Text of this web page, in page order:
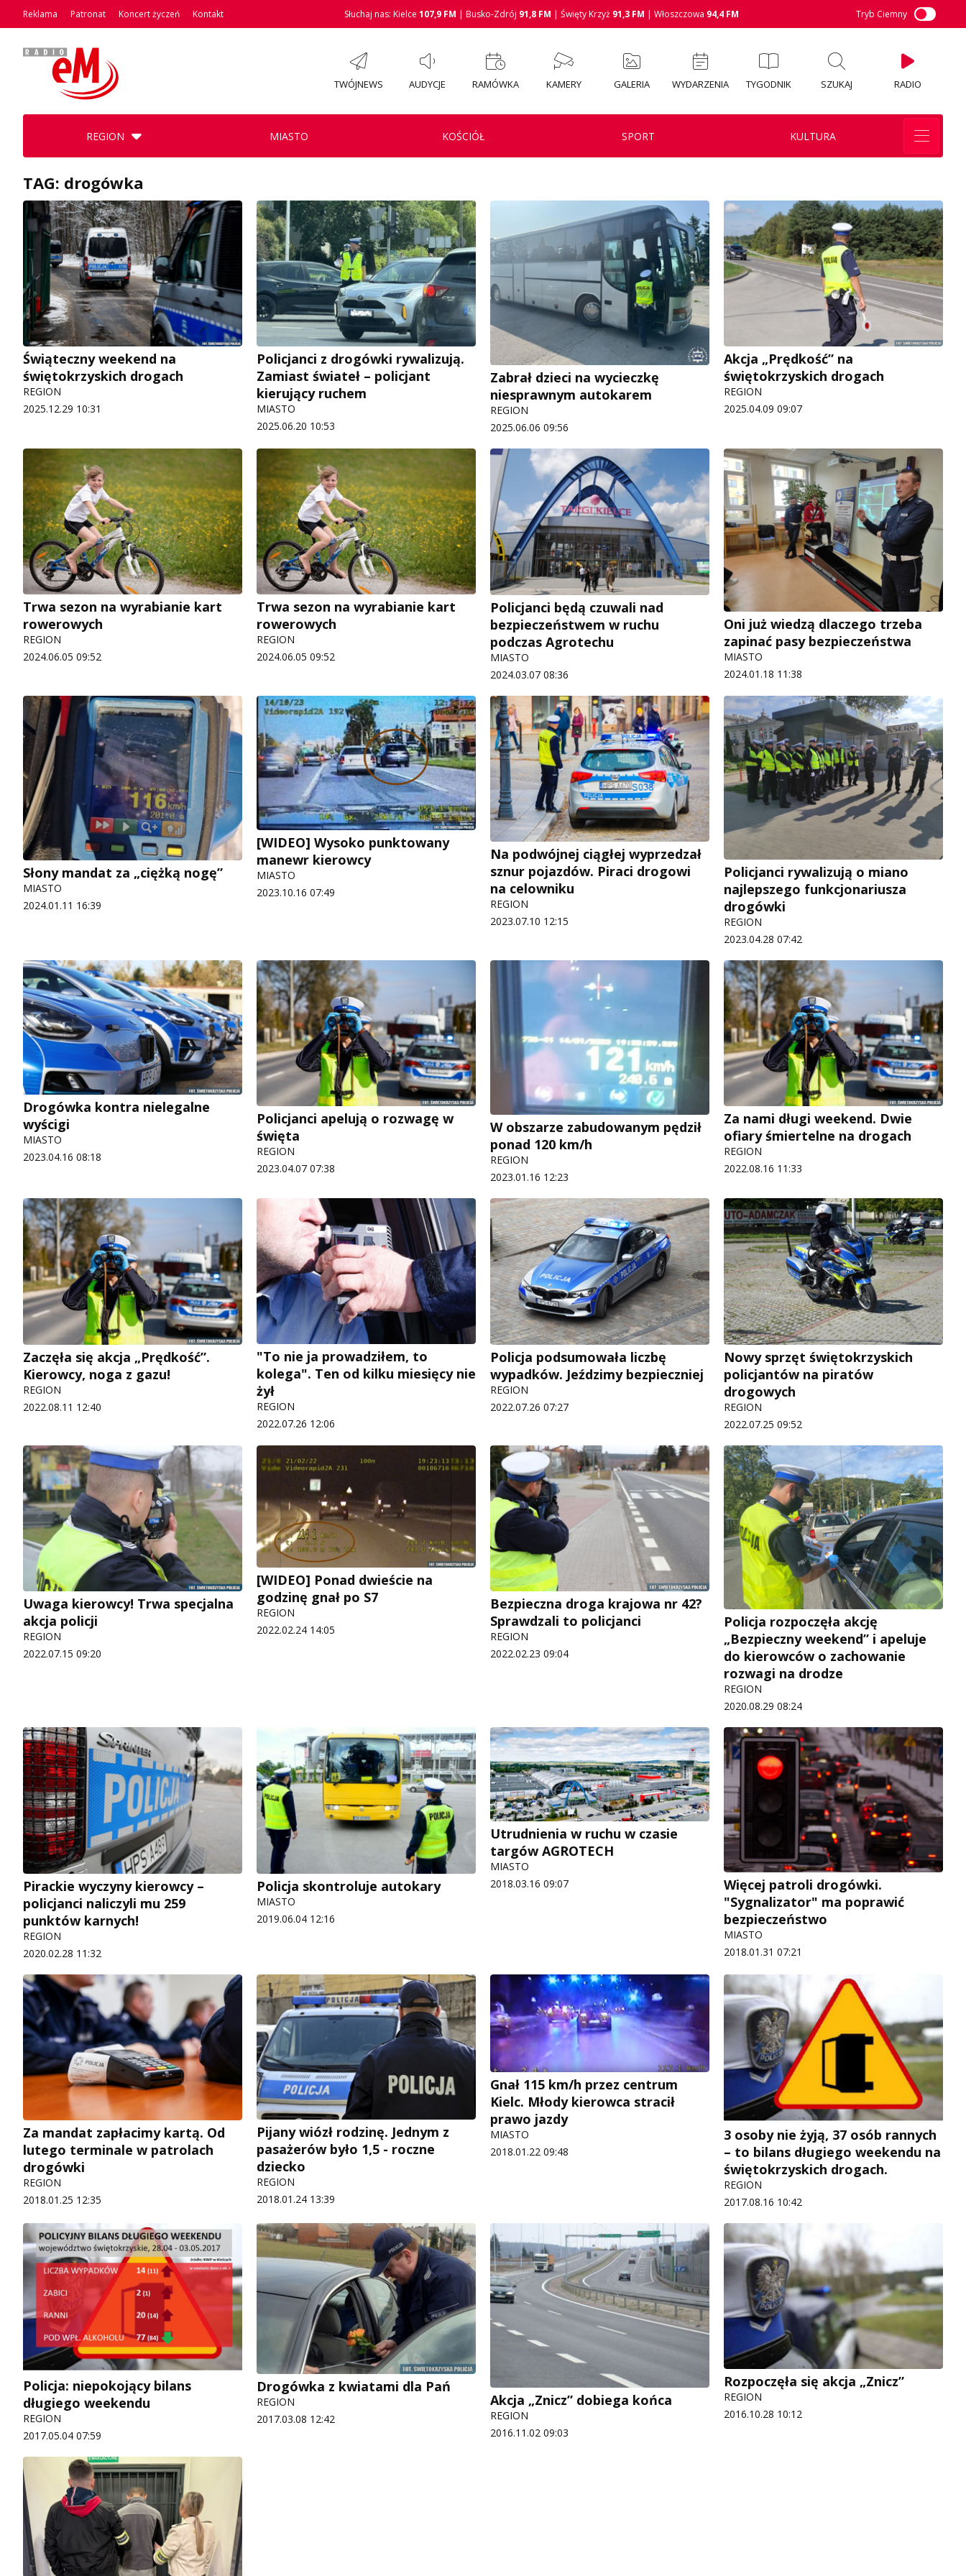
Reklama Patronat Koncert życzeń Kontakt Słuchaj nas: Kielce 107,9 FM | Busko-Zdrój 91,8 FM | Święty Krzyż 91,3 FM | Włoszczowa 94,4 FM Tryb Ciemny
TWÓJNEWS AUDYCJE RAMÓWKA KAMERY GALERIA WYDARZENIA TYGODNIK SZUKAJ RADIO
REGION MIASTO KOŚCIÓŁ SPORT KULTURA
TAG: drogówka
Świąteczny weekend na
świętokrzyskich drogach
REGION
2025.12.29 10:31
Policjanci z drogówki rywalizują.
Zamiast świateł – policjant
kierujący ruchem
MIASTO
2025.06.20 10:53
Zabrał dzieci na wycieczkę
niesprawnym autokarem
REGION
2025.06.06 09:56
Akcja „Prędkość” na
świętokrzyskich drogach
REGION
2025.04.09 09:07
Trwa sezon na wyrabianie kart
rowerowych
REGION
2024.06.05 09:52
Trwa sezon na wyrabianie kart
rowerowych
REGION
2024.06.05 09:52
Policjanci będą czuwali nad
bezpieczeństwem w ruchu
podczas Agrotechu
MIASTO
2024.03.07 08:36
Oni już wiedzą dlaczego trzeba
zapinać pasy bezpieczeństwa
MIASTO
2024.01.18 11:38
Słony mandat za „ciężką nogę”
MIASTO
2024.01.11 16:39
[WIDEO] Wysoko punktowany
manewr kierowcy
MIASTO
2023.10.16 07:49
Na podwójnej ciągłej wyprzedzał
sznur pojazdów. Piraci drogowi
na celowniku
REGION
2023.07.10 12:15
Policjanci rywalizują o miano
najlepszego funkcjonariusza
drogówki
REGION
2023.04.28 07:42
Drogówka kontra nielegalne
wyścigi
MIASTO
2023.04.16 08:18
Policjanci apelują o rozwagę w
święta
REGION
2023.04.07 07:38
W obszarze zabudowanym pędził
ponad 120 km/h
REGION
2023.01.16 12:23
Za nami długi weekend. Dwie
ofiary śmiertelne na drogach
REGION
2022.08.16 11:33
Zaczęła się akcja „Prędkość”.
Kierowcy, noga z gazu!
REGION
2022.08.11 12:40
"To nie ja prowadziłem, to
kolega". Ten od kilku miesięcy nie
żył
REGION
2022.07.26 12:06
Policja podsumowała liczbę
wypadków. Jeździmy bezpieczniej
REGION
2022.07.26 07:27
Nowy sprzęt świętokrzyskich
policjantów na piratów
drogowych
REGION
2022.07.25 09:52
Uwaga kierowcy! Trwa specjalna
akcja policji
REGION
2022.07.15 09:20
[WIDEO] Ponad dwieście na
godzinę gnał po S7
REGION
2022.02.24 14:05
Bezpieczna droga krajowa nr 42?
Sprawdzali to policjanci
REGION
2022.02.23 09:04
Policja rozpoczęła akcję
„Bezpieczny weekend” i apeluje
do kierowców o zachowanie
rozwagi na drodze
REGION
2020.08.29 08:24
Pirackie wyczyny kierowcy –
policjanci naliczyli mu 259
punktów karnych!
REGION
2020.02.28 11:32
Policja skontroluje autokary
MIASTO
2019.06.04 12:16
Utrudnienia w ruchu w czasie
targów AGROTECH
MIASTO
2018.03.16 09:07
Więcej patroli drogówki.
"Sygnalizator" ma poprawić
bezpieczeństwo
MIASTO
2018.01.31 07:21
Za mandat zapłacimy kartą. Od
lutego terminale w patrolach
drogówki
REGION
2018.01.25 12:35
Pijany wiózł rodzinę. Jednym z
pasażerów było 1,5 - roczne
dziecko
REGION
2018.01.24 13:39
Gnał 115 km/h przez centrum
Kielc. Młody kierowca stracił
prawo jazdy
MIASTO
2018.01.22 09:48
3 osoby nie żyją, 37 osób rannych
– to bilans długiego weekendu na
świętokrzyskich drogach.
REGION
2017.08.16 10:42
Policja: niepokojący bilans
długiego weekendu
REGION
2017.05.04 07:59
Drogówka z kwiatami dla Pań
REGION
2017.03.08 12:42
Akcja „Znicz” dobiega końca
REGION
2016.11.02 09:03
Rozpoczęła się akcja „Znicz”
REGION
2016.10.28 10:12